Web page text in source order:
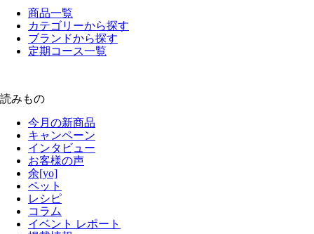
商品一覧
カテゴリーから探す
ブランドから探す
定期コース一覧
読みもの
今月の新商品
キャンペーン
インタビュー
お客様の声
余[yo]
ペット
レシピ
コラム
イベント レポート